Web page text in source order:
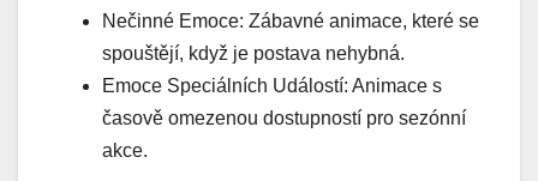
Nečinné Emoce: Zábavné animace, které se
spouštějí, když je postava nehybná.
Emoce Speciálních Událostí: Animace s
časově omezenou dostupností pro sezónní
akce.